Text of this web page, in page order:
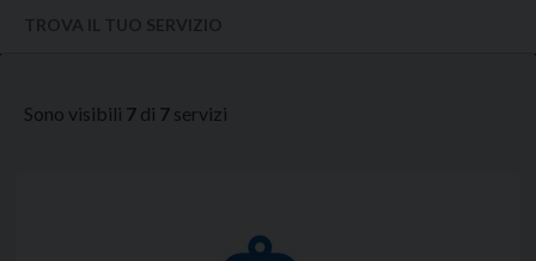
Sono visibili 7 di 7 servizi